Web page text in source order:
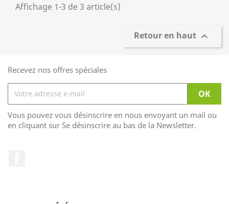
Affichage 1-3 de 3 article(s)
Retour en haut 
Recevez nos offres spéciales
Vous pouvez vous désinscrire en nous envoyant un mail ou
en cliquant sur Se désinscrire au bas de la Newsletter.